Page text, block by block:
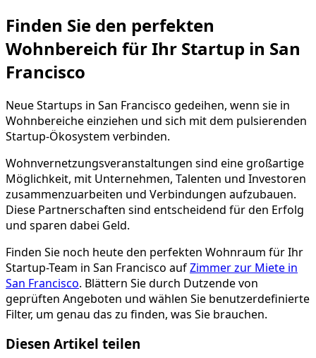
Finden Sie den perfekten
Wohnbereich für Ihr Startup in San
Francisco
Neue Startups in San Francisco gedeihen, wenn sie in
Wohnbereiche einziehen und sich mit dem pulsierenden
Startup-Ökosystem verbinden.
Wohnvernetzungsveranstaltungen sind eine großartige
Möglichkeit, mit Unternehmen, Talenten und Investoren
zusammenzuarbeiten und Verbindungen aufzubauen.
Diese Partnerschaften sind entscheidend für den Erfolg
und sparen dabei Geld.
Finden Sie noch heute den perfekten Wohnraum für Ihr
Startup-Team in San Francisco aufZimmer zur Miete in
San Francisco. Blättern Sie durch Dutzende von
geprüften Angeboten und wählen Sie benutzerdefinierte
Filter, um genau das zu finden, was Sie brauchen.
Diesen Artikel teilen